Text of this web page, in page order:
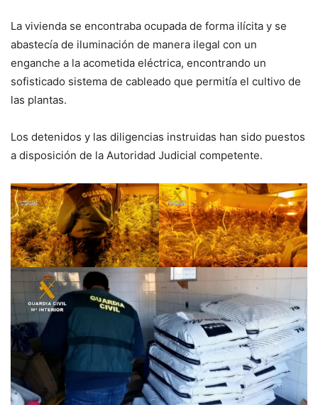
La vivienda se encontraba ocupada de forma ilícita y se
abastecía de iluminación de manera ilegal con un
enganche a la acometida eléctrica, encontrando un
sofisticado sistema de cableado que permitía el cultivo de
las plantas.
Los detenidos y las diligencias instruidas han sido puestos
a disposición de la Autoridad Judicial competente.